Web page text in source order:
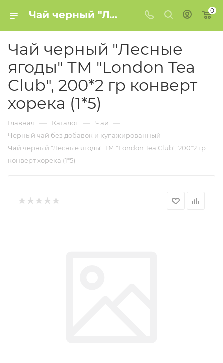
Чай черный "Лесные ягоды" ТМ "London Tea Club", 200*2 гр конверт хорека (1*5) купить в Минске 0
Чай черный "Лесные
ягоды" ТМ "London Tea
Club", 200*2 гр конверт
хорека (1*5)
Главная — Каталог — Чай —
Черный чай без добавок и купажированный —
Чай черный "Лесные ягоды" ТМ "London Tea Club", 200*2 гр
конверт хорека (1*5)